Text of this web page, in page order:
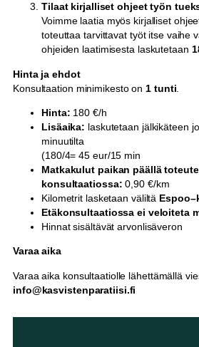
Tilaat kirjalliset ohjeet työn
Voimme laatia myös kirjalliset
toteuttaa tarvittavat työt itse vaihe
ohjeiden laatimisesta laskutetaan
Hinta ja ehdot
Konsultaation minimikesto on 1 tunti
Hinta: 180 €/h
Lisäaika: laskutetaan jälkikäteen
minuutilta
(180/4= 45 eur/15 min
Matkakulut paikan päällä
konsultaatiossa: 0,90 €/km
Kilometrit lasketaan väliltä
Etäkonsultaatiossa ei veloiteta
Hinnat sisältävät arvonlisäveron
Varaa aika
Varaa aika konsultaatiolle lähettämällä
info@kasvistenparatiisi.fi